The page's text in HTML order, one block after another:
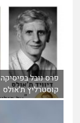
קוסטרליץ ת'אולס